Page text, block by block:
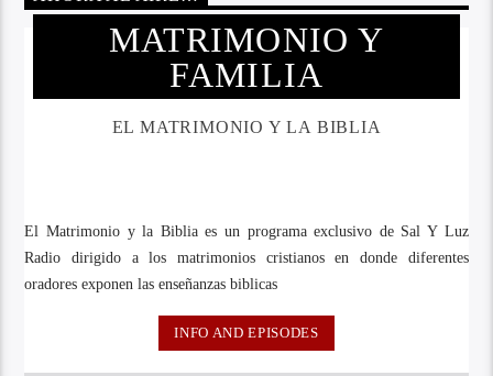
MATRIMONIO Y
FAMILIA
EL MATRIMONIO Y LA BIBLIA
El Matrimonio y la Biblia es un programa exclusivo de Sal Y Luz
Radio dirigido a los matrimonios cristianos en donde diferentes
oradores exponen las enseñanzas biblicas
INFO AND EPISODES